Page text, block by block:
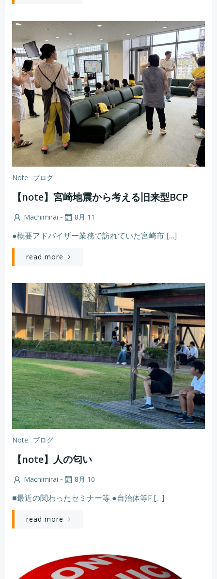
Note ブログ
【note】宮崎地震から考える旧来型BCP
Machimirai - 8月 11
●概要アドバイザー業務で訪れていた宮崎市 […]
read more
Note ブログ
【note】人の匂い
Machimirai - 8月 10
■最近の関わったセミナー等 ●自治体等F […]
read more